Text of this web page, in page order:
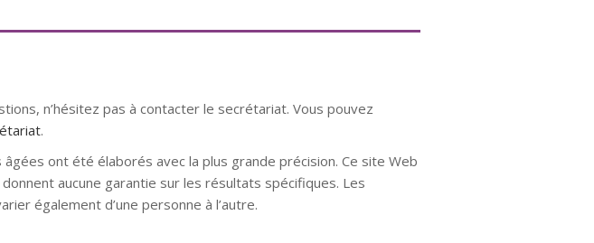
n’hésitez pas à contacter le secrétariat. Vous pouvez
.
ont été élaborés avec la plus grande précision. Ce site Web
aucune garantie sur les résultats spécifiques. Les
également d’une personne à l’autre.